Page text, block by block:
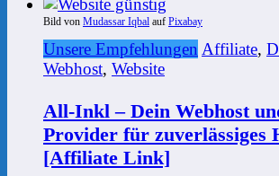
Bild von Mudassar Iqbal auf Pixabay
Unsere Empfehlungen Affiliate,
Webhost, Website
All-Inkl – Dein Webhost
Provider für zuverlässiges
[Affiliate Link]